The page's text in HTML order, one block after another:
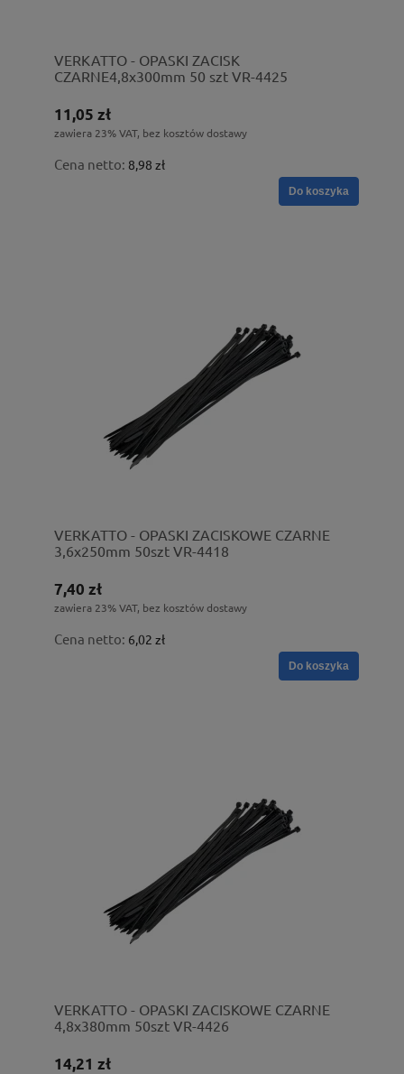
VERKATTO - OPASKI ZACISK
CZARNE4,8x300mm 50 szt VR-4425
11,05 zł
zawiera 23% VAT, bez kosztów dostawy
Cena netto: 8,98 zł
Do koszyka
VERKATTO - OPASKI ZACISKOWE CZARNE
3,6x250mm 50szt VR-4418
7,40 zł
zawiera 23% VAT, bez kosztów dostawy
Cena netto: 6,02 zł
Do koszyka
VERKATTO - OPASKI ZACISKOWE CZARNE
4,8x380mm 50szt VR-4426
14,21 zł